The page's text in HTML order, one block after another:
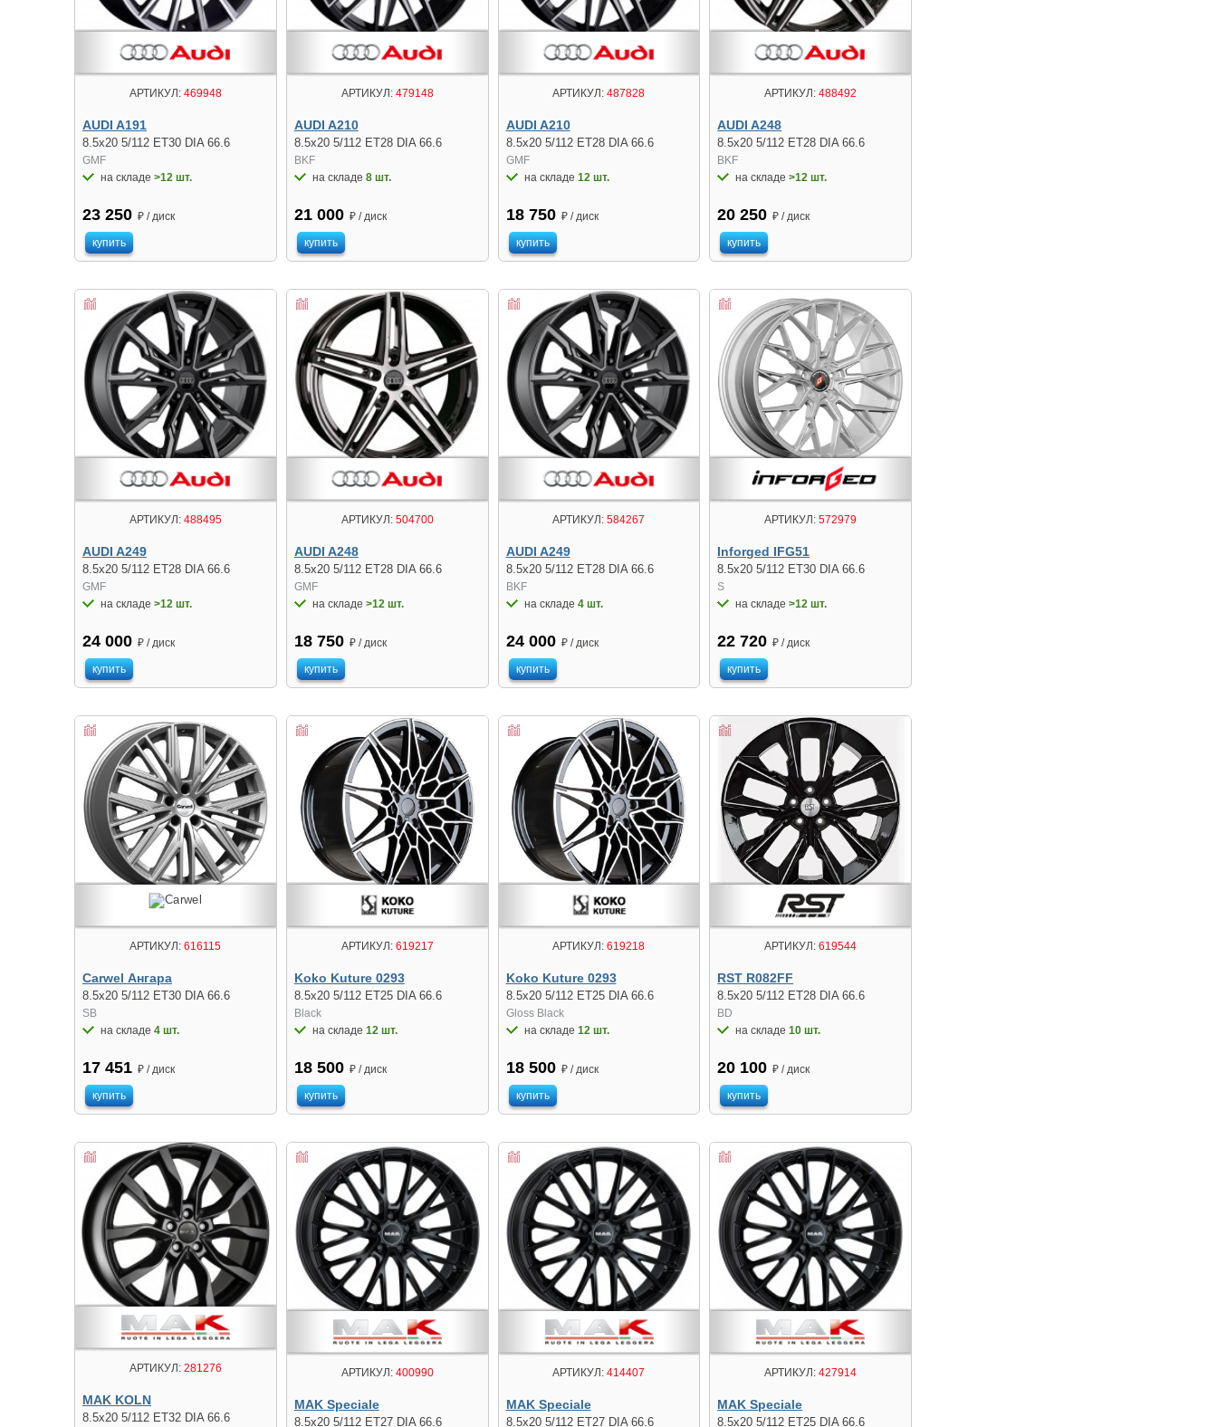
АРТИКУЛ:469948
AUDI A191
8.5x20 5/112 ET30 DIA 66.6
GMF
на складе >12 шт.
23 250 ₽ / диск
купить
АРТИКУЛ:479148
AUDI A210
8.5x20 5/112 ET28 DIA 66.6
BKF
на складе 8 шт.
21 000 ₽ / диск
купить
АРТИКУЛ: 487828
AUDI A210
8.5x20 5/112 ET28 DIA 66.6
GMF
на складе 12 шт.
18 750 ₽ / диск
купить
АРТИКУЛ: 488492
AUDI A248
8.5x20 5/112 ET28 DIA 66.6
BKF
на складе>12 шт.
20 250 ₽ / диск
купить
АРТИКУЛ:488495
AUDI A249
8.5x20 5/112 ET28 DIA 66.6
GMF
на складе >12 шт.
24 000 ₽ / диск
купить
АРТИКУЛ:504700
AUDI A248
8.5x20 5/112 ET28 DIA 66.6
GMF
на складе >12 шт.
18 750 ₽ / диск
купить
АРТИКУЛ: 584267
AUDI A249
8.5x20 5/112 ET28 DIA 66.6
BKF
на складе 4 шт.
24 000 ₽ / диск
купить
АРТИКУЛ: 572979
Inforged IFG51
8.5x20 5/112 ET30 DIA 66.6
S
на складе>12 шт.
22 720 ₽ / диск
купить
АРТИКУЛ: 616115
Carwel Ангара
8.5x20 5/112 ET30 DIA 66.6
SB
на складе 4 шт.
17 451 ₽ / диск
купить
АРТИКУЛ:619217
Koko Kuture 0293
8.5x20 5/112 ET25 DIA 66.6
Black
на складе 12 шт.
18 500 ₽ / диск
купить
АРТИКУЛ: 619218
Koko Kuture 0293
8.5x20 5/112 ET25 DIA 66.6
Gloss Black
на складе 12 шт.
18 500 ₽ / диск
купить
АРТИКУЛ: 619544
RST R082FF
8.5x20 5/112 ET28 DIA 66.6
BD
на складе10 шт.
20 100 ₽ / диск
купить
АРТИКУЛ:281276
MAK KOLN
8.5x20 5/112 ET32 DIA 66.6
АРТИКУЛ:400990
MAK Speciale
8.5x20 5/112 ET27 DIA 66.6
АРТИКУЛ: 414407
MAK Speciale
8.5x20 5/112 ET27 DIA 66.6
АРТИКУЛ: 427914
MAK Speciale
8.5x20 5/112 ET25 DIA 66.6